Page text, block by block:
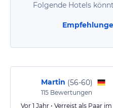
Folgende Hotels
Martin (56-60)
115 Bewertungen
Vor 1 Jahr • Verreist als Paar